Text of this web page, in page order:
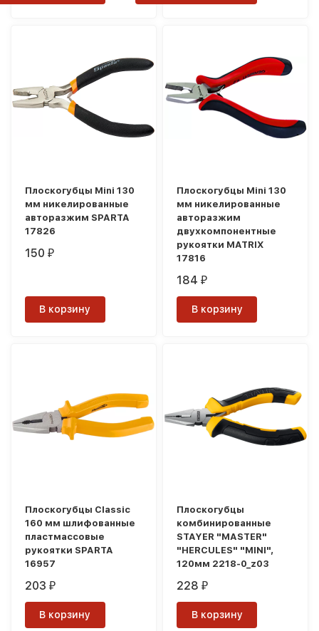
Плоскогубцы Mini 130
мм никелированные
авторазжим SPARTA
17826
150₽
В корзину
Плоскогубцы Mini 130
мм никелированные
авторазжим
двухкомпонентные
рукоятки MATRIX
17816
184₽
В корзину
Плоскогубцы Classic
160 мм шлифованные
пластмассовые
рукоятки SPARTA
16957
203₽
В корзину
Плоскогубцы
комбинированные
STAYER "MASTER"
"HERCULES" "MINI",
120мм 2218-0_z03
228₽
В корзину